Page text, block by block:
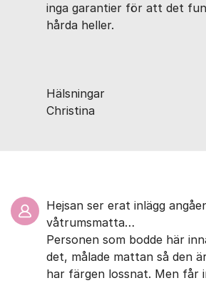
inga garantier för att det
hårda heller.
Hälsningar
Christina
Hejsan ser erat inlägg
våtrumsmatta…
Personen som bodde här
det, målade mattan så den
har färgen lossnat. Men